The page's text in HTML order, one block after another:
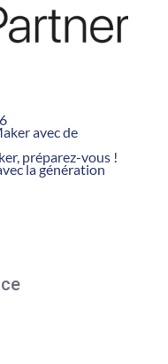
avec de
préparez-vous !
la génération